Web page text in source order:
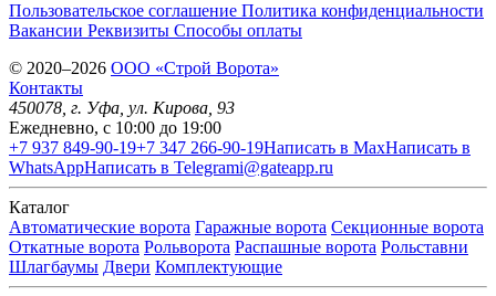
Пользовательское соглашение Политика конфиденциальности
Вакансии Реквизиты Способы оплаты
© 2020–2026 OOO «Строй Ворота»
Контакты
450078 , г. Уфа ул. Кирова, 93
Ежедневно, с 10:00 до 19:00
+7 937 849-90-19+7 347 266-90-19Написать в MaxНаписать в
WhatsAppНаписать в Telegrami@gateapp.ru
Каталог
Автоматические ворота Гаражные ворота Секционные ворота
Откатные ворота Рольворота Распашные ворота Рольставни
Шлагбаумы Двери Комплектующие